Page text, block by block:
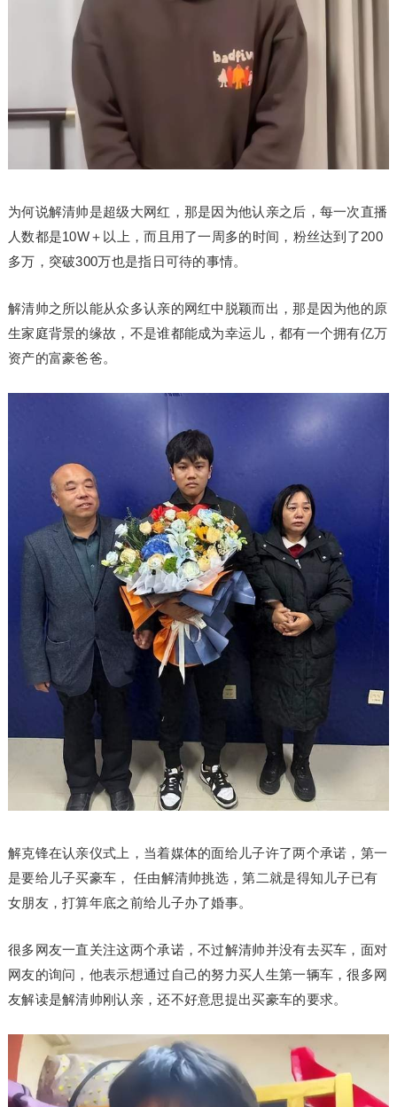
为何说解清帅是超级大网红，那是因为他认亲之后，每一次直播
人数都是10W＋以上，而且用了一周多的时间，粉丝达到了200
多万，突破300万也是指日可待的事情。
解清帅之所以能从众多认亲的网红中脱颖而出，那是因为他的原
生家庭背景的缘故，不是谁都能成为幸运儿，都有一个拥有亿万
资产的富豪爸爸。
解克锋在认亲仪式上，当着媒体的面给儿子许了两个承诺，第一
是要给儿子买豪车， 任由解清帅挑选，第二就是得知儿子已有
女朋友，打算年底之前给儿子办了婚事。
很多网友一直关注这两个承诺，不过解清帅并没有去买车，面对
网友的询问，他表示想通过自己的努力买人生第一辆车，很多网
友解读是解清帅刚认亲，还不好意思提出买豪车的要求。